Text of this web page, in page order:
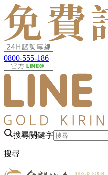
0800-555-186
搜尋關鍵字
搜尋